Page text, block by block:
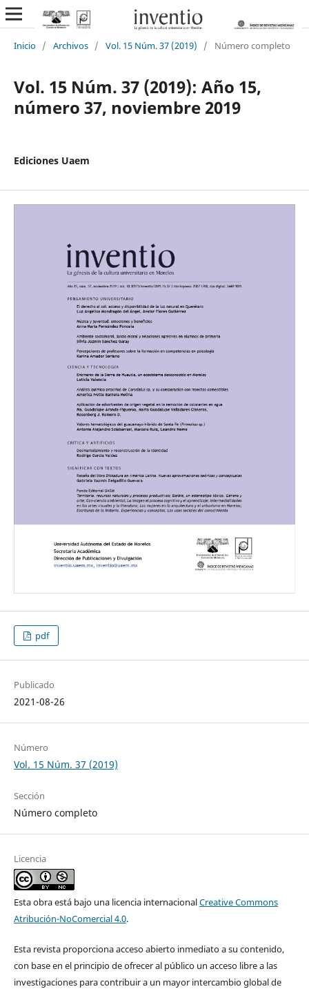
Inicio / Archivos / Vol. 15 Núm. 37 (2019) / Número completo
Vol. 15 Núm. 37 (2019): Año 15,
número 37, noviembre 2019
Ediciones Uaem
pdf
Publicado
2021-08-26
Número
Vol. 15 Núm. 37 (2019)
Sección
Número completo
Licencia
Esta obra está bajo una licencia internacionalCreative Commons
Atribución-NoComercial 4.0.
Esta revista proporciona acceso abierto inmediato a su contenido,
con base en el principio de ofrecer al público un acceso libre a las
investigaciones para contribuir a un mayor intercambio global de